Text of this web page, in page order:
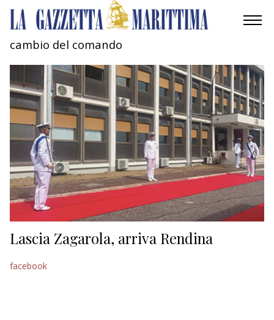
MOBILITÀ
INDUSTRIA
RICERCA
ECONOMIA
TURISMO
CULTURA
NAUTICA
cambio del comando
Lascia Zagarola, arriva Rendina
facebook